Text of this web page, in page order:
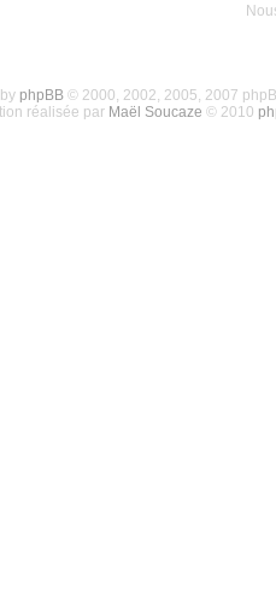
phpBB© 2000, 2002, 2005, 2007
réalisée par Maël Soucaze © 2010